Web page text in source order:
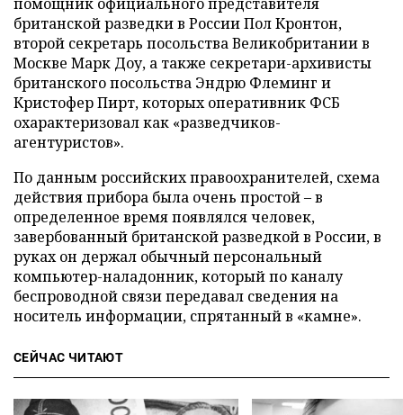
британской разведки в России Пол Кронтон,
второй секретарь посольства Великобритании в
Москве Марк Доу, а также секретари-архивисты
британского посольства Эндрю Флеминг и
Кристофер Пирт, которых оперативник ФСБ
охарактеризовал как «разведчиков-
агентуристов».
По данным российских правоохранителей, схема
действия прибора была очень простой – в
определенное время появлялся человек,
завербованный британской разведкой в России, в
руках он держал обычный персональный
компьютер-наладонник, который по каналу
беспроводной связи передавал сведения на
носитель информации, спрятанный в «камне».
СЕЙЧАС ЧИТАЮТ